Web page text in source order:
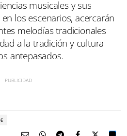
musicales y sus
los escenarios, acercarán
melodías tradicionales
a la tradición y cultura
antepasados.